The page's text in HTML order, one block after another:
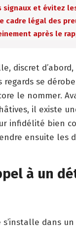
signaux et évitez
cadre légal des
après le
discret
regards se
le nommer.
il existe
infidélité bien
ensuite les
à un
s’installe dans